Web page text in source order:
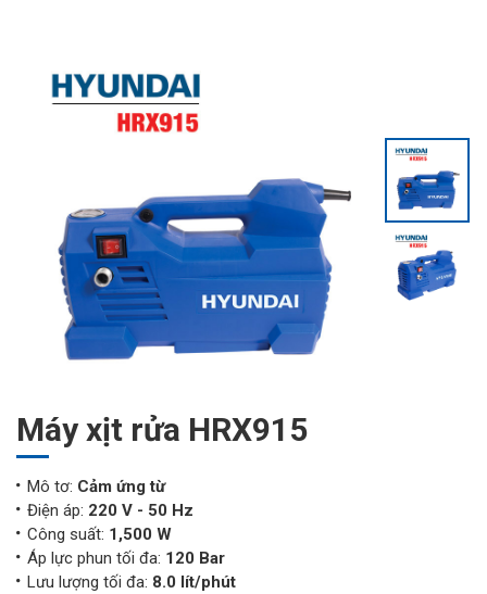
Máy xịt rửa HRX915
Mô tơ: Cảm ứng từ
Điện áp: 220 V - 50 Hz
Công suất: 1,500 W
Áp lực phun tối đa: 120 Bar
Lưu lượng tối đa: 8.0 lít/phút